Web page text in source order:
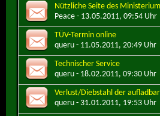
Nützliche Seite des
Peace - 13.05.2011, 09:54 Uhr
TÜV-Termin online
queru - 11.05.2011, 20:49 Uhr
Technischer Service
queru - 18.02.2011, 09:30 Uhr
Verlust/Diebstahl der
queru - 31.01.2011, 19:53 Uhr